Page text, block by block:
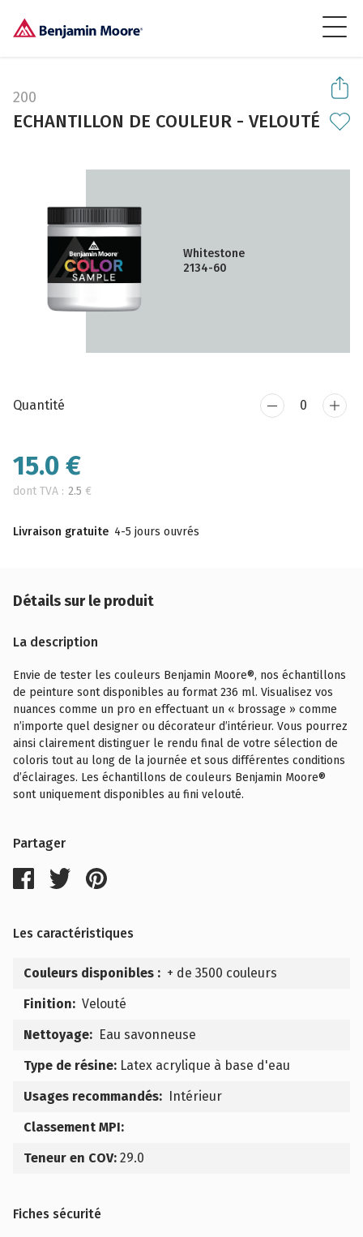
200
ECHANTILLON DE COULEUR - VELOUTÉ
Whitestone
2134-60
Quantité
15.0 €
dont TVA : 2.5 €
Livraison gratuite 4-5 jours ouvrés
Détails sur le produit
La description
Envie de tester les couleurs Benjamin Moore®, nos échantillons
de peinture sont disponibles au format 236 ml. Visualisez vos
nuances comme un pro en effectuant un « brossage » comme
n’importe quel designer ou décorateur d’intérieur. Vous pourrez
ainsi clairement distinguer le rendu final de votre sélection de
coloris tout au long de la journée et sous différentes conditions
d’éclairages. Les échantillons de couleurs Benjamin Moore®
sont uniquement disponibles au fini velouté.
Partager
Les caractéristiques
Couleurs disponibles : + de 3500 couleurs
Finition: Velouté
Nettoyage: Eau savonneuse
Type de résine: Latex acrylique à base d'eau
Usages recommandés: Intérieur
Classement MPI:
Teneur en COV: 29.0
Fiches sécurité